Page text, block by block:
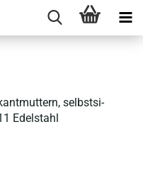
selbst­si­
Edel­stahl